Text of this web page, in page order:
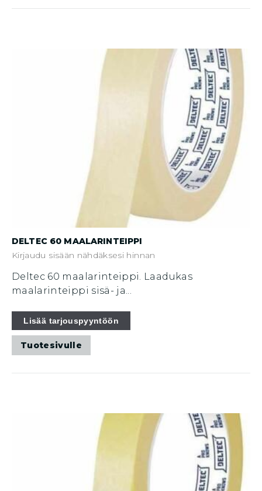
DELTEC 60 MAALARINTEIPPI
Kirjaudu sisään nähdäksesi hinnan
Deltec 60 maalarinteippi. Laadukas
maalarinteippi sisä- ja...
Lisää tarjouspyyntöön
tuotteella
muunnelma.
valinnat
tuotteen
sivulla.
Tuotesivulle